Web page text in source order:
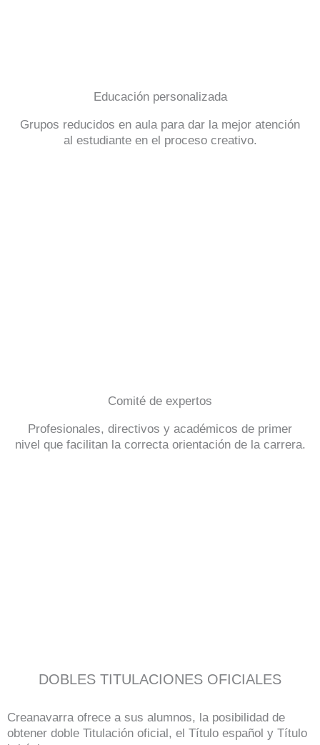
Educación personalizada
Grupos reducidos en aula para dar la mejor atención
al estudiante en el proceso creativo.
Comité de expertos
Profesionales, directivos y académicos de primer
nivel que facilitan la correcta orientación de la carrera.
DOBLES TITULACIONES OFICIALES
Creanavarra ofrece a sus alumnos, la posibilidad de
obtener doble Titulación oficial, el Título español y Título